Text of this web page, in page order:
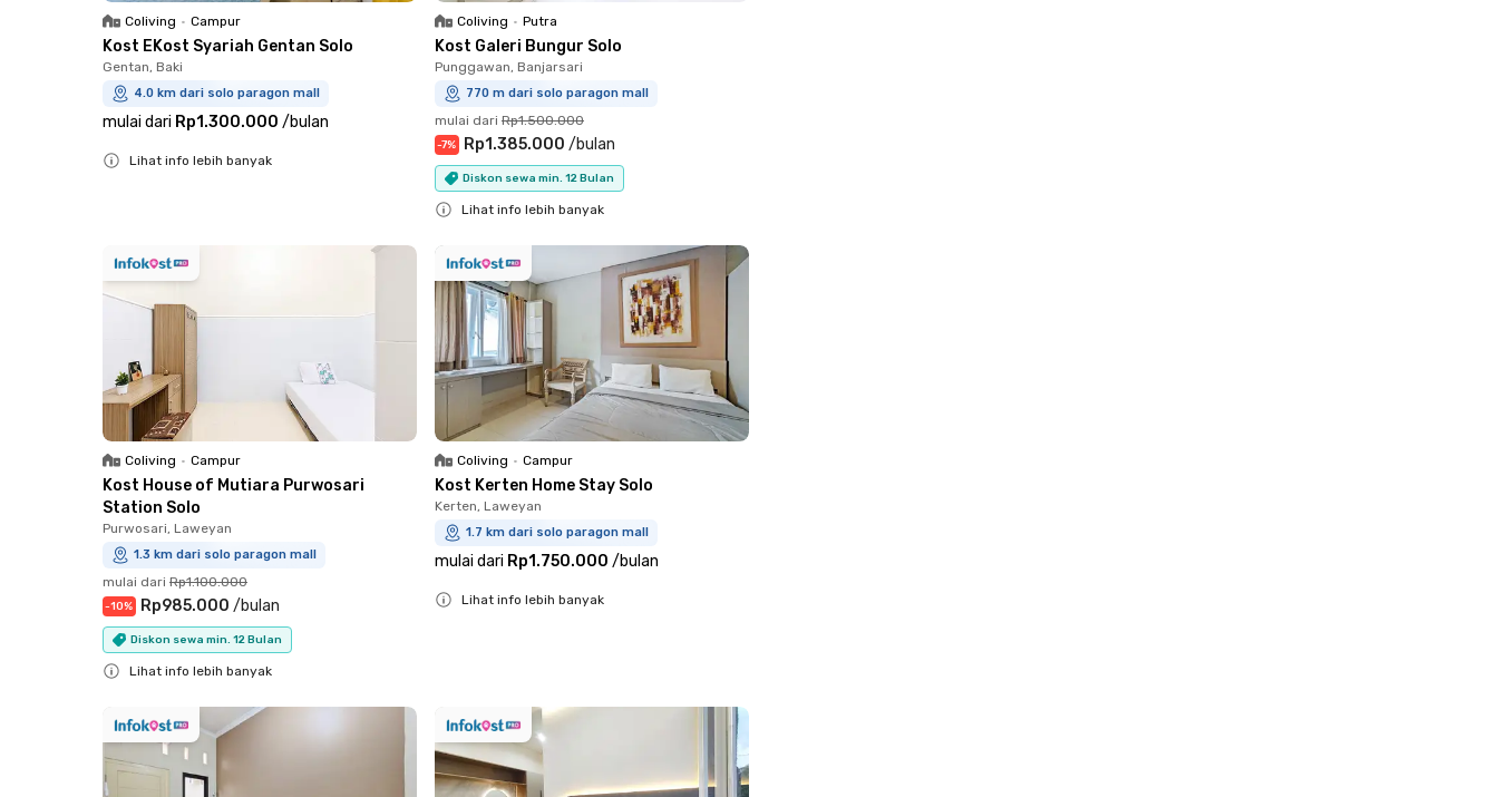
Coliving • Campur
Kost EKost Syariah Gentan Solo
Gentan, Baki
4.0 km dari solo paragon mall
mulai dari Rp1.300.000 /bulan
Lihat info lebih banyak
Coliving • Putra
Kost Galeri Bungur Solo
Punggawan, Banjarsari
770 m dari solo paragon mall
mulai dari Rp1.500.000
-7% Rp1.385.000 /bulan
Diskon sewa min. 12 Bulan
Lihat info lebih banyak
Coliving • Campur
Kost House of Mutiara Purwosari
Station Solo
Purwosari, Laweyan
1.3 km dari solo paragon mall
mulai dari Rp1.100.000
-10% Rp985.000 /bulan
Diskon sewa min. 12 Bulan
Lihat info lebih banyak
Coliving • Campur
Kost Kerten Home Stay Solo
Kerten, Laweyan
1.7 km dari solo paragon mall
mulai dari Rp1.750.000 /bulan
Lihat info lebih banyak